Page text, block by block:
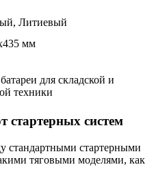
Литиевый
мм
для складской и
техники
систем
стандартными стартерными
тяговыми моделями, как